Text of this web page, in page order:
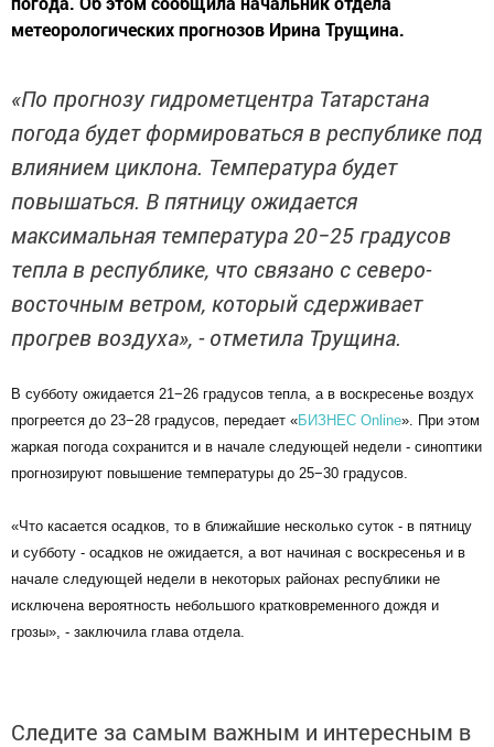
метеорологических прогнозов Ирина Трущина.
«По прогнозу гидрометцентра Татарстана
погода будет формироваться в республике под
влиянием циклона. Температура будет
повышаться. В пятницу ожидается
максимальная температура 20−25 градусов
тепла в республике, что связано с северо-
восточным ветром, который сдерживает
прогрев воздуха», - отметила Трущина.
В субботу ожидается 21−26 градусов тепла, а в воскресенье воздух
прогреется до 23−28 градусов, передает «БИЗНЕС Online». При этом
жаркая погода сохранится и в начале следующей недели - синоптики
прогнозируют повышение температуры до 25−30 градусов.
«Что касается осадков, то в ближайшие несколько суток - в пятницу
и субботу - осадков не ожидается, а вот начиная с воскресенья и в
начале следующей недели в некоторых районах республики не
исключена вероятность небольшого кратковременного дождя и
грозы», - заключила глава отдела.
Следите за самым важным и интересным в